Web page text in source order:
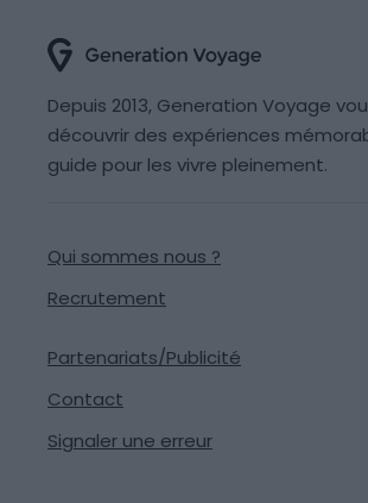
Depuis 2013, Generation Voyage
découvrir des expériences
guide pour les vivre pleinement.
Qui sommes nous ?
Recrutement
Partenariats/Publicité
Contact
Signaler une erreur